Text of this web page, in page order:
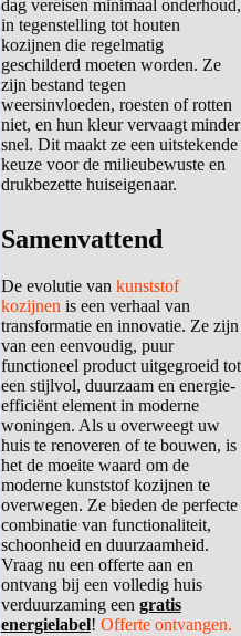
dag vereisen minimaal onderhoud,
in tegenstelling tot houten
kozijnen die regelmatig
geschilderd moeten worden. Ze
zijn bestand tegen
weersinvloeden, roesten of rotten
niet, en hun kleur vervaagt minder
snel. Dit maakt ze een uitstekende
keuze voor de milieubewuste en
drukbezette huiseigenaar.
Samenvattend
De evolutie van kunststof
kozijnen is een verhaal van
transformatie en innovatie. Ze zijn
van een eenvoudig, puur
functioneel product uitgegroeid tot
een stijlvol, duurzaam en energie-
efficiënt element in moderne
woningen. Als u overweegt uw
huis te renoveren of te bouwen, is
het de moeite waard om de
moderne kunststof kozijnen te
overwegen. Ze bieden de perfecte
combinatie van functionaliteit,
schoonheid en duurzaamheid.
Vraag nu een offerte aan en
ontvang bij een volledig huis
verduurzaming een gratis
energielabel! Offerte ontvangen.